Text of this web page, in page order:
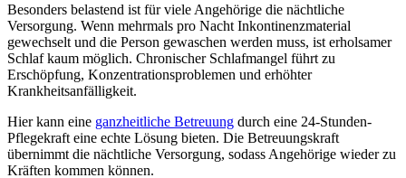
Besonders belastend ist für viele Angehörige die nächtliche
Versorgung. Wenn mehrmals pro Nacht Inkontinenzmaterial
gewechselt und die Person gewaschen werden muss, ist erholsamer
Schlaf kaum möglich. Chronischer Schlafmangel führt zu
Erschöpfung, Konzentrationsproblemen und erhöhter
Krankheitsanfälligkeit.
Hier kann eine ganzheitliche Betreuung durch eine 24-Stunden-
Pflegekraft eine echte Lösung bieten. Die Betreuungskraft
übernimmt die nächtliche Versorgung, sodass Angehörige wieder zu
Kräften kommen können.